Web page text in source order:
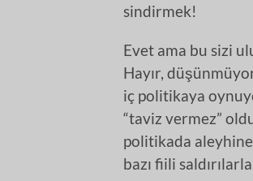
sindirmek!
Evet ama bu sizi
Hayır,
iç politikaya
“taviz vermez”
politikada
bazı fiili